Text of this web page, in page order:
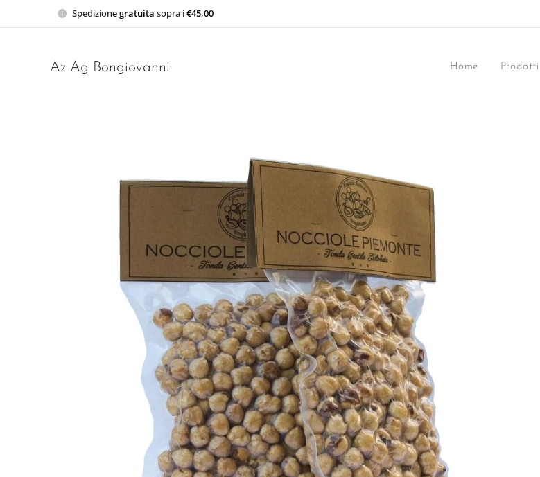
Spedizionegratuita sopra i€45,00
Az Ag Bongiovanni Home Prodotti